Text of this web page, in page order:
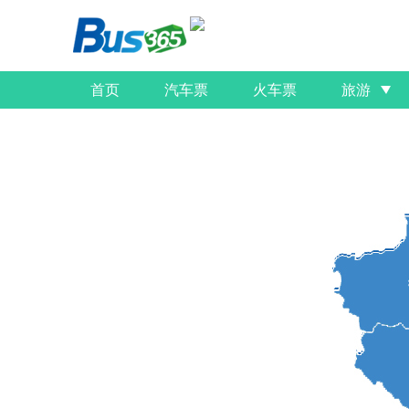
首页 汽车票 火车票 旅游